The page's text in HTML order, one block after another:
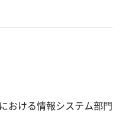
おける情報システム部門